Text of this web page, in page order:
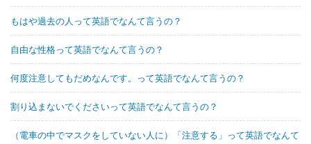
もはや過去の人って英語でなんて言うの？
自由な性格って英語でなんて言うの？
何度注意してもだめなんです。って英語でなんて言うの？
割り込まないでくださいって英語でなんて言うの？
（電車の中でマスクをしていない人に）「注意する」って英語でなんて